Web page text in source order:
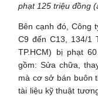
phạt 125 triệu đồng
Bên cạnh đó, Công
C9 đến C13, 134/1
TP.HCM) bị phạt
gồm: Sửa chữa,
mà cơ sở bán buôn
tài liệu kỹ thuật